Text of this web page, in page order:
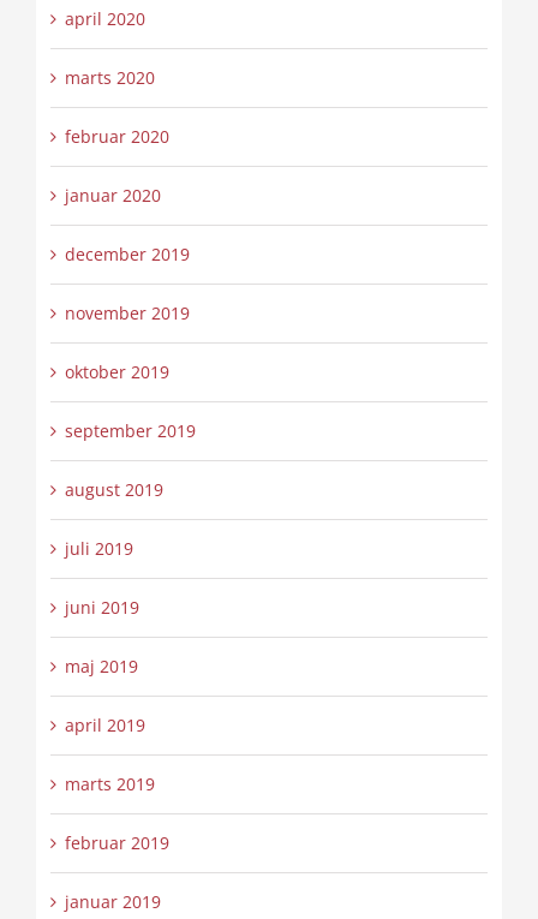
april 2020
marts 2020
februar 2020
januar 2020
december 2019
november 2019
oktober 2019
september 2019
august 2019
juli 2019
juni 2019
maj 2019
april 2019
marts 2019
februar 2019
januar 2019